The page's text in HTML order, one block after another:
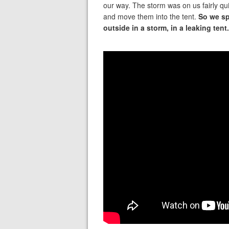
our way. The storm was on us fairly
and move them into the tent. So we
outside in a storm, in a leaking